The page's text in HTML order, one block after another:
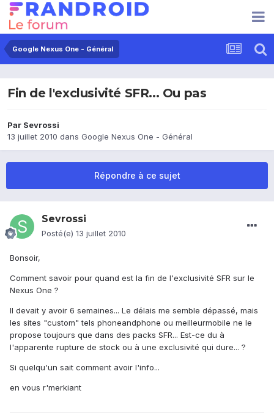
Google Nexus One - Général
Fin de l'exclusivité SFR... Ou pas
Par Sevrossi
13 juillet 2010 dans Google Nexus One - Général
Répondre à ce sujet
Sevrossi
Posté(e) 13 juillet 2010
Bonsoir,
Comment savoir pour quand est la fin de l'exclusivité SFR sur le
Nexus One ?
Il devait y avoir 6 semaines... Le délais me semble dépassé, mais
les sites "custom" tels phoneandphone ou meilleurmobile ne le
propose toujours que dans des packs SFR... Est-ce du à
l'apparente rupture de stock ou à une exclusivité qui dure... ?
Si quelqu'un sait comment avoir l'info...
en vous r'merkiant